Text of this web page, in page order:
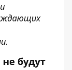
будут